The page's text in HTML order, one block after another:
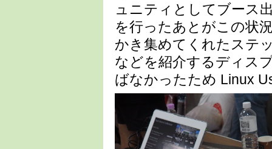
ュニティとしてブース
を行ったあとがこの状
かき集めてくれたステ
などを紹介するディス
ばなかったため Linux